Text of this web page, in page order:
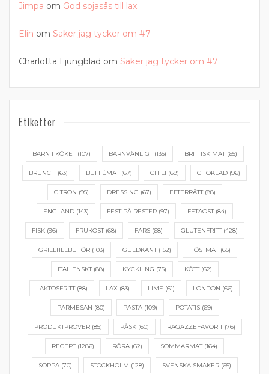
Jimpa om God sojasås till lax
Elin om Saker jag tycker om #7
Charlotta Ljungblad om Saker jag tycker om #7
Etiketter
BARN I KÖKET(107) BARNVÄNLIGT(135) BRITTISK MAT(65)
BRUNCH (63) BUFFÉMAT(67) CHILI (69) CHOKLAD (96)
CITRON (95) DRESSING (67) EFTERRÄTT(88)
ENGLAND(143) FEST PÅ RESTER(97) FETAOST(84)
FISK(96) FRUKOST(68) FÄRS(68) GLUTENFRITT(428)
GRILLTILLBEHÖR (103) GULDKANT(152) HÖSTMAT(65)
ITALIENSKT(88) KYCKLING (75) KÖTT(62)
LAKTOSFRITT(88) LAX (83) LIME (61) LONDON (66)
PARMESAN (80) PASTA(109) POTATIS(69)
PRODUKTPROVER(85) PÅSK(60) RAGAZZEFAVORIT(76)
RECEPT(1286) RÖRA (62) SOMMARMAT(164)
SOPPA(70) STOCKHOLM (128) SVENSKA SMAKER(65)